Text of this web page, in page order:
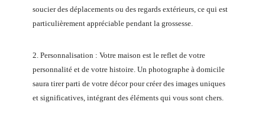
soucier des déplacements ou des regards extérieurs, ce qui est
particulièrement appréciable pendant la grossesse.
2. Personnalisation : Votre maison est le reflet de votre
personnalité et de votre histoire. Un photographe à domicile
saura tirer parti de votre décor pour créer des images uniques
et significatives, intégrant des éléments qui vous sont chers.